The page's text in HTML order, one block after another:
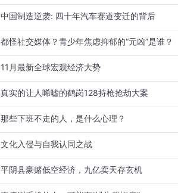
中国制造逆袭: 四十年汽车赛道变迁的背后
都怪社交媒体？青少年焦虑抑郁的“元凶”是谁？
11月最新全球宏观经济大势
真实的让人唏嘘的鹤岗128持枪抢劫大案
那些下班不走的人，是什么心理？
文化入侵与自我认同之战
平阴县豪赌低空经济，九亿卖天存玄机